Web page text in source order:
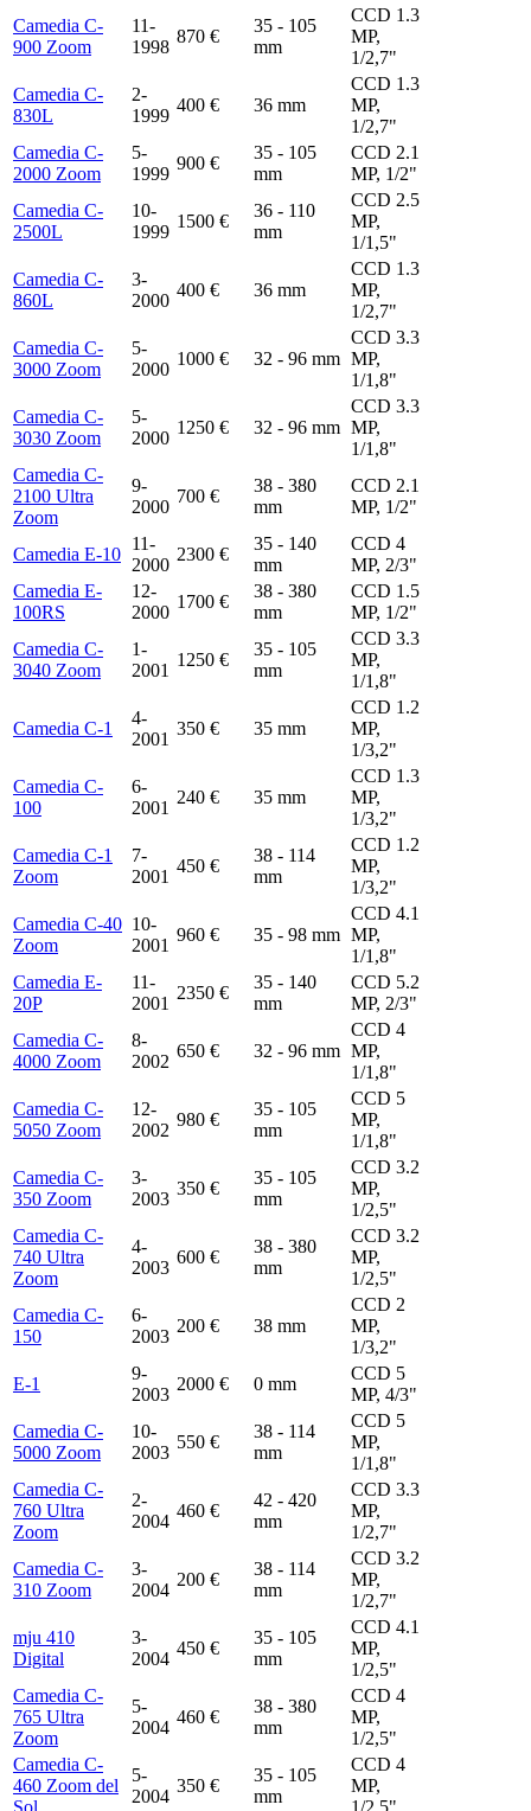
Camedia C-
900 Zoom
11-
1998
870 €
35 - 105
mm
CCD 1.3
MP,
1/2,7"
Camedia C-
830L
2-
1999
400 € 36 mm
CCD 1.3
MP,
1/2,7"
Camedia C-
2000 Zoom
5-
1999
900 €
35 - 105
mm
CCD 2.1
MP, 1/2"
Camedia C-
2500L
10-
1999
1500 €
36 - 110
mm
CCD 2.5
MP,
1/1,5"
Camedia C-
860L
3-
2000
400 € 36 mm
CCD 1.3
MP,
1/2,7"
Camedia C-
3000 Zoom
5-
2000
1000 € 32 - 96 mm
CCD 3.3
MP,
1/1,8"
Camedia C-
3030 Zoom
5-
2000
1250 € 32 - 96 mm
CCD 3.3
MP,
1/1,8"
Camedia C-
2100 Ultra
Zoom
9-
2000
700 €
38 - 380
mm
CCD 2.1
MP, 1/2"
Camedia E-10
11-
2000
2300 €
35 - 140
mm
CCD 4
MP, 2/3"
Camedia E-
100RS
12-
2000
1700 €
38 - 380
mm
CCD 1.5
MP, 1/2"
Camedia C-
3040 Zoom
1-
2001
1250 €
35 - 105
mm
CCD 3.3
MP,
1/1,8"
Camedia C-1
4-
2001
350 € 35 mm
CCD 1.2
MP,
1/3,2"
Camedia C-
100
6-
2001
240 € 35 mm
CCD 1.3
MP,
1/3,2"
Camedia C-1
Zoom
7-
2001
450 €
38 - 114
mm
CCD 1.2
MP,
1/3,2"
Camedia C-40
Zoom
10-
2001
960 € 35 - 98 mm
CCD 4.1
MP,
1/1,8"
Camedia E-
20P
11-
2001
2350 €
35 - 140
mm
CCD 5.2
MP, 2/3"
Camedia C-
4000 Zoom
8-
2002
650 € 32 - 96 mm
CCD 4
MP,
1/1,8"
Camedia C-
5050 Zoom
12-
2002
980 €
35 - 105
mm
CCD 5
MP,
1/1,8"
Camedia C-
350 Zoom
3-
2003
350 €
35 - 105
mm
CCD 3.2
MP,
1/2,5"
Camedia C-
740 Ultra
Zoom
4-
2003
600 €
38 - 380
mm
CCD 3.2
MP,
1/2,5"
Camedia C-
150
6-
2003
200 € 38 mm
CCD 2
MP,
1/3,2"
E-1
9-
2003
2000 € 0 mm
CCD 5
MP, 4/3"
Camedia C-
5000 Zoom
10-
2003
550 €
38 - 114
mm
CCD 5
MP,
1/1,8"
Camedia C-
760 Ultra
Zoom
2-
2004
460 €
42 - 420
mm
CCD 3.3
MP,
1/2,7"
Camedia C-
310 Zoom
3-
2004
200 €
38 - 114
mm
CCD 3.2
MP,
1/2,7"
mju 410
Digital
3-
2004
450 €
35 - 105
mm
CCD 4.1
MP,
1/2,5"
Camedia C-
765 Ultra
Zoom
5-
2004
460 €
38 - 380
mm
CCD 4
MP,
1/2,5"
Camedia C-
460 Zoom del
Sol
5-
2004
350 €
35 - 105
mm
CCD 4
MP,
1/2,5"